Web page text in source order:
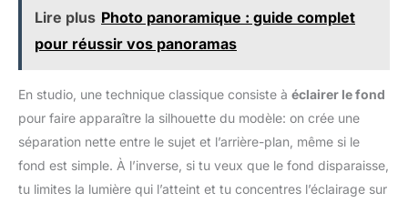
Lire plus Photo panoramique : guide complet
pour réussir vos panoramas
En studio, une technique classique consiste à éclairer le fond
pour faire apparaître la silhouette du modèle: on crée une
séparation nette entre le sujet et l’arrière-plan, même si le
fond est simple. À l’inverse, si tu veux que le fond disparaisse,
tu limites la lumière qui l’atteint et tu concentres l’éclairage sur